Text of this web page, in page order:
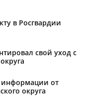
в Росгвардии
свой уход с
информации от
округа